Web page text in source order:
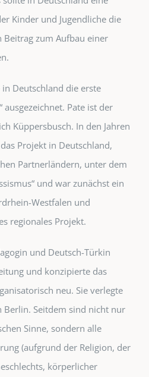
Kinder und Jugendliche die
zum Aufbau einer
Deutschland die erste
ausgezeichnet. Pate ist der
Küppersbusch. In den Jahren
Projekt in Deutschland,
Partnerländern, unter dem
und war zunächst ein
Westfalen und
regionales Projekt.
und Deutsch-Türkin
und konzipierte das
neu. Sie verlegte
Berlin. Seitdem sind nicht nur
Sinne, sondern alle
(aufgrund der Religion, der
körperlicher